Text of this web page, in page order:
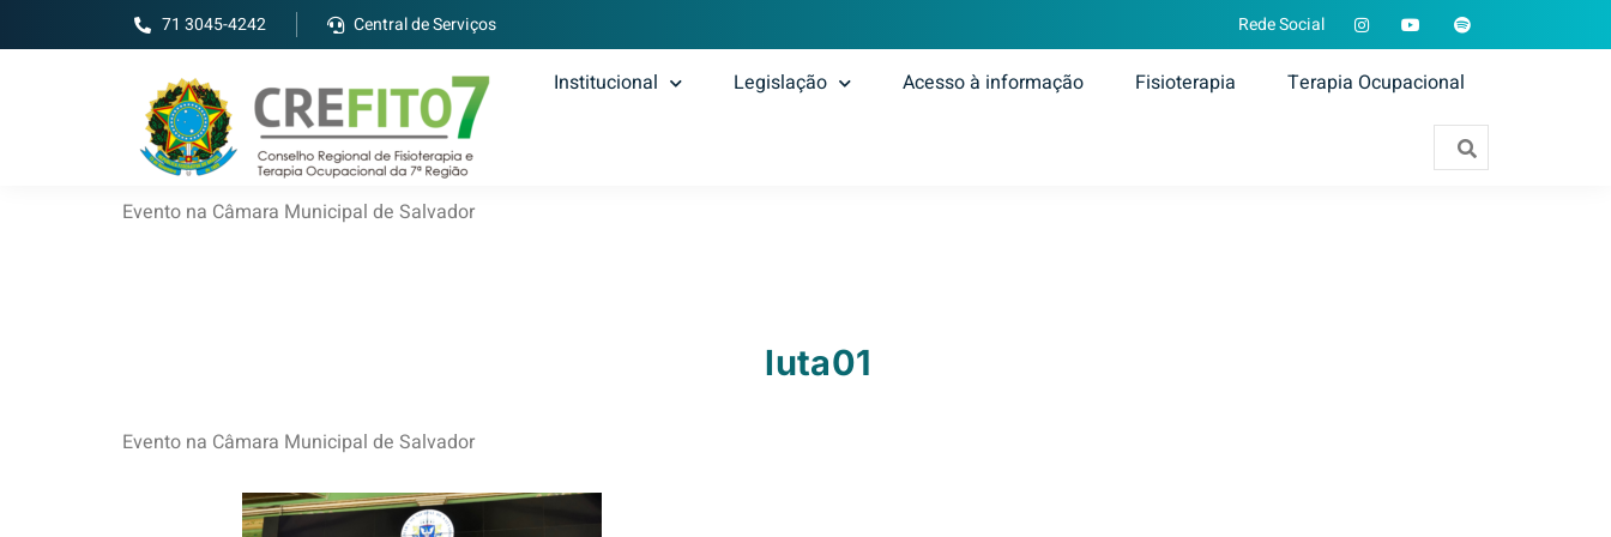
71 3045-4242 Central de Serviços Rede Social
Institucional Legislação Acesso à informação Fisioterapia Terapia Ocupacional
Evento na Câmara Municipal de Salvador
luta01
Evento na Câmara Municipal de Salvador